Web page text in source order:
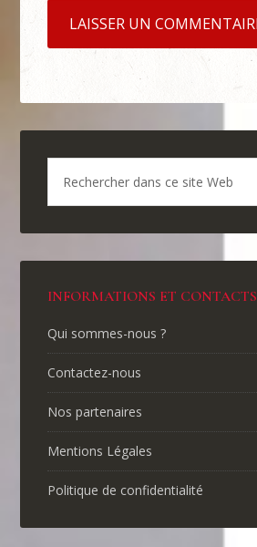
INFORMATIONS ET CONTACTS
Qui sommes-nous ?
Contactez-nous
Nos partenaires
Mentions Légales
Politique de confidentialité